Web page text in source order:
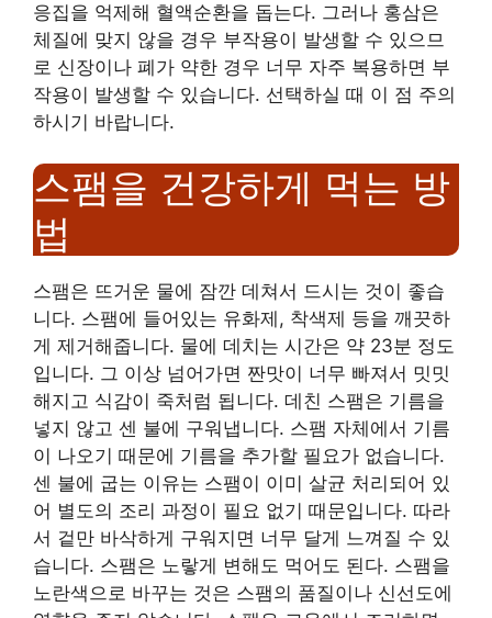
응집을 억제해 혈액순환을 돕는다. 그러나 홍삼은
체질에 맞지 않을 경우 부작용이 발생할 수 있으므
로 신장이나 폐가 약한 경우 너무 자주 복용하면 부
작용이 발생할 수 있습니다. 선택하실 때 이 점 주의
하시기 바랍니다.
스팸을 건강하게 먹는 방
법
스팸은 뜨거운 물에 잠깐 데쳐서 드시는 것이 좋습
니다. 스팸에 들어있는 유화제, 착색제 등을 깨끗하
게 제거해줍니다. 물에 데치는 시간은 약 23분 정도
입니다. 그 이상 넘어가면 짠맛이 너무 빠져서 밋밋
해지고 식감이 죽처럼 됩니다. 데친 스팸은 기름을
넣지 않고 센 불에 구워냅니다. 스팸 자체에서 기름
이 나오기 때문에 기름을 추가할 필요가 없습니다.
센 불에 굽는 이유는 스팸이 이미 살균 처리되어 있
어 별도의 조리 과정이 필요 없기 때문입니다. 따라
서 겉만 바삭하게 구워지면 너무 달게 느껴질 수 있
습니다. 스팸은 노랗게 변해도 먹어도 된다. 스팸을
노란색으로 바꾸는 것은 스팸의 품질이나 신선도에